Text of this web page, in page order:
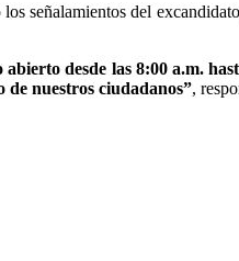
señalamientos del
desde las 8:00 a.m.
de nuestros ciudadanos”,